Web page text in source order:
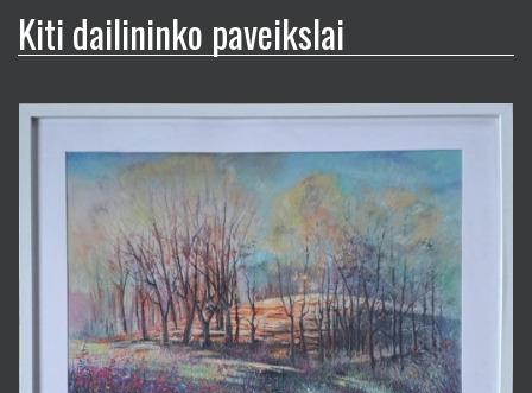
Kiti dailininko paveikslai